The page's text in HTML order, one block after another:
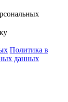
Политика в
данных